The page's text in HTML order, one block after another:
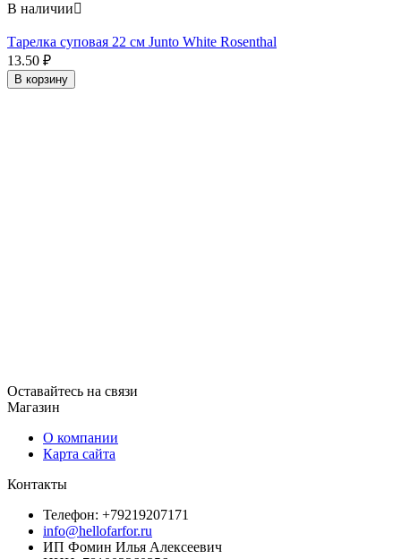
В наличии
Тарелка суповая 22 см Junto White Rosenthal
13.50 ₽
В корзину
Оставайтесь на связи
Магазин
О компании
Карта сайта
Контакты
Телефон: +79219207171
info@hellofarfor.ru
ИП Фомин Илья Алексеевич